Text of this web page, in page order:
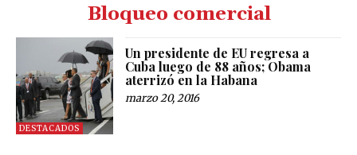
Bloqueo comercial
DESTACADOS
Un presidente de EU regresa a
Cuba luego de 88 años; Obama
aterrizó en la Habana
marzo 20, 2016